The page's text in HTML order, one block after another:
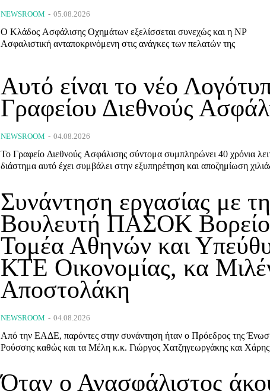
NEWSROOM - 05.08.2026
Ο Κλάδος Ασφάλισης Οχημάτων εξελίσσεται συνεχώς και η ΝP
Ασφαλιστική ανταποκρινόμενη στις ανάγκες των πελατών της
Αυτό είναι το νέο
Γραφείου Διεθνούς
NEWSROOM - 04.08.2026
Το Γραφείο Διεθνούς Ασφάλισης σύντομα συμπληρώνει 40 χρόνια
διάστημα αυτό έχει συμβάλει στην εξυπηρέτηση και αποζημίωση
Συνάντηση εργασίας με
Βουλευτή ΠΑΣΟΚ
Τομέα Αθηνών και
ΚΤΕ Οικονομίας, κα
Αποστολάκη
NEWSROOM - 04.08.2026
Από την ΕΑΔΕ, παρόντες στην συνάντηση ήταν ο Πρόεδρος της
Ρούσσης καθώς και τα Μέλη κ.κ. Γιώργος Χατζηγεωργάκης και
Όταν ο Ανασφάλιστος